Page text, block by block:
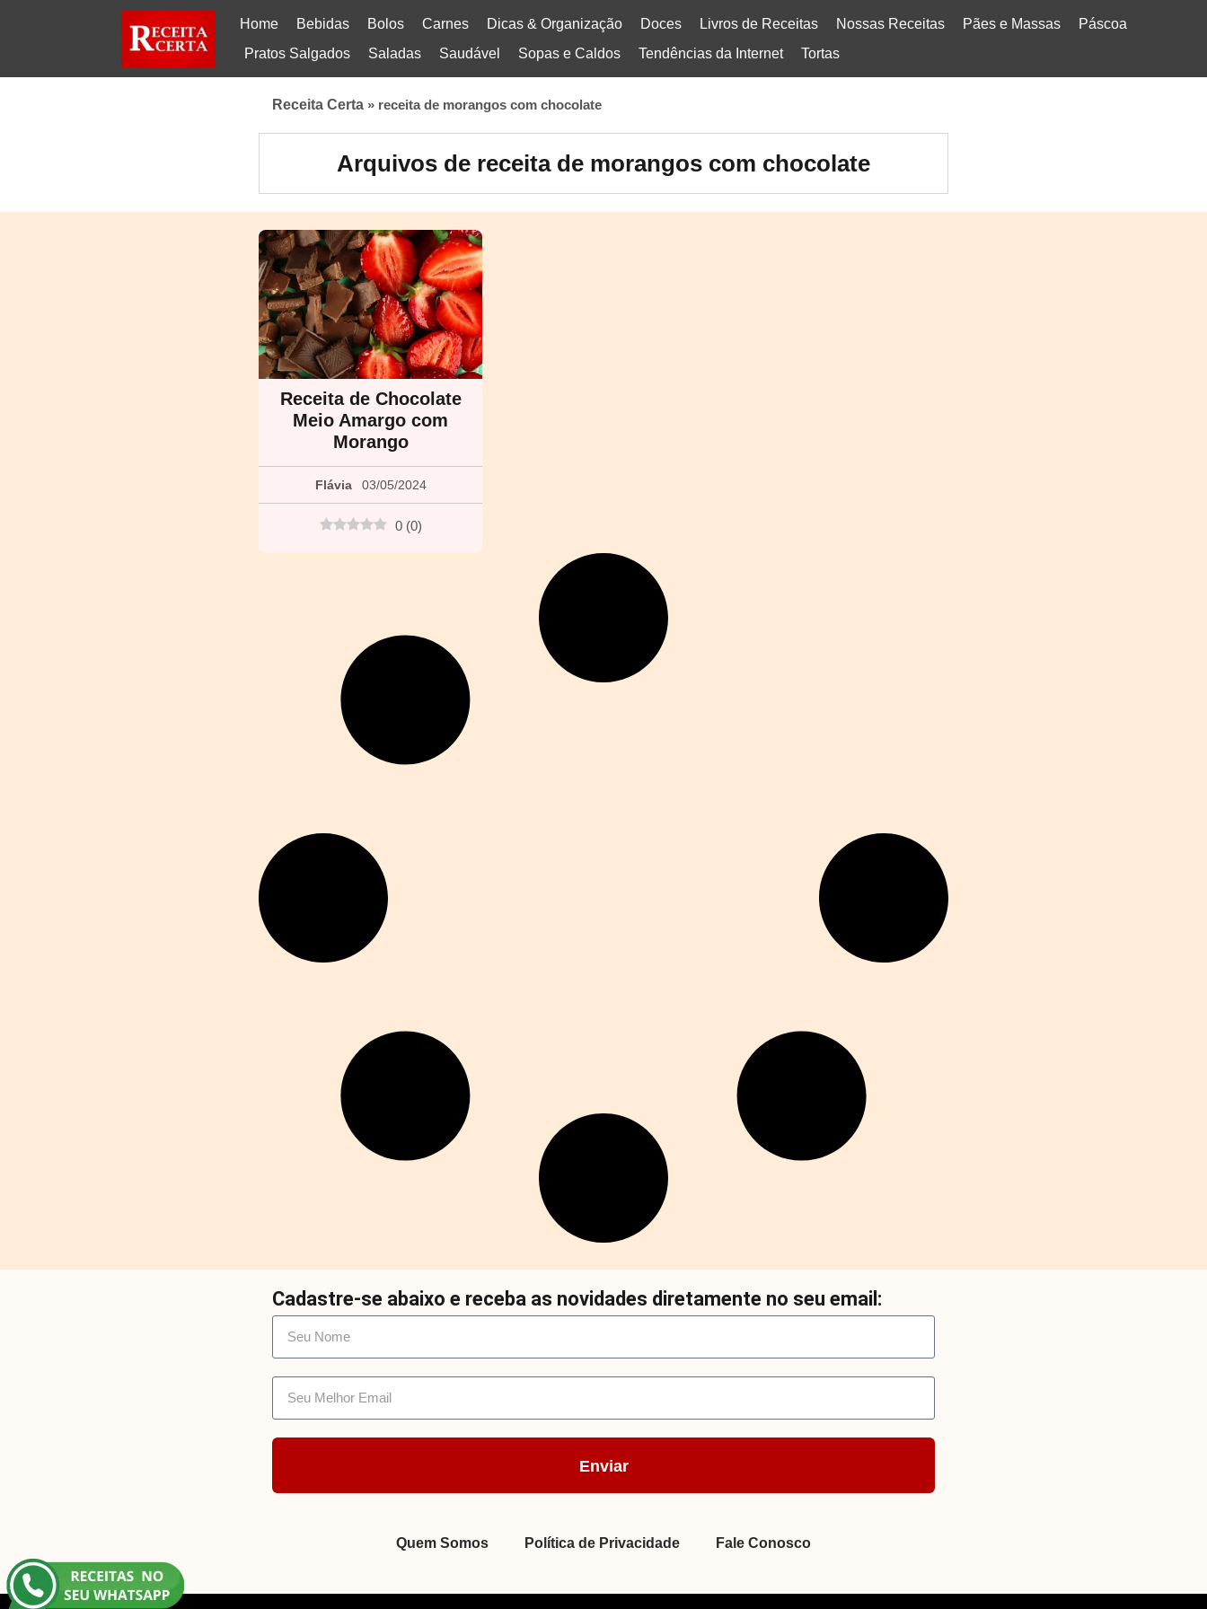
Home Bebidas Bolos Carnes Dicas & Organização Doces Livros de Receitas Nossas Receitas Pães e Massas
Páscoa
Pratos Salgados
Saladas Saudável Sopas e Caldos Tendências da Internet Tortas
Receita Certa » receita de morangos com chocolate
Arquivos de receita de morangos com chocolate
Receita de Chocolate
Meio Amargo com
Morango
Flávia 03/05/2024
0 (0)
Cadastre-se abaixo e receba as novidades diretamente no seu email:
Enviar
Quem Somos Política de Privacidade Fale Conosco